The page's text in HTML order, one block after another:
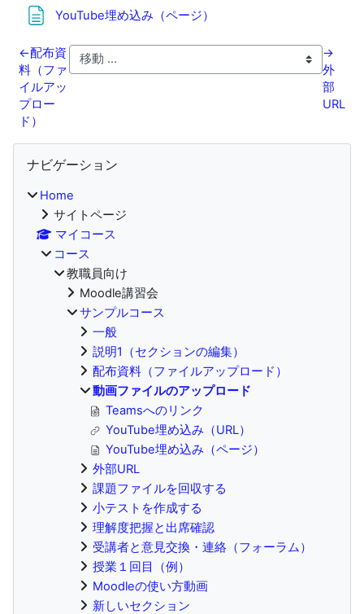
YouTube埋め込み（ページ）
←配布資
料（ファ
イルアッ
プロー
ド）
→
外
部
URL
ブロック
ナビゲーション
Home
サイトページ
マイコース
コース
教職員向け
Moodle講習会
サンプルコース
一般
説明1（セクションの編集）
配布資料（ファイルアップロード）
動画ファイルのアップロード
Teamsへのリンク
YouTube埋め込み（URL）
YouTube埋め込み（ページ）
外部URL
課題ファイルを回収する
小テストを作成する
理解度把握と出席確認
受講者と意見交換・連絡（フォーラム）
授業１回目（例）
Moodleの使い方動画
新しいセクション